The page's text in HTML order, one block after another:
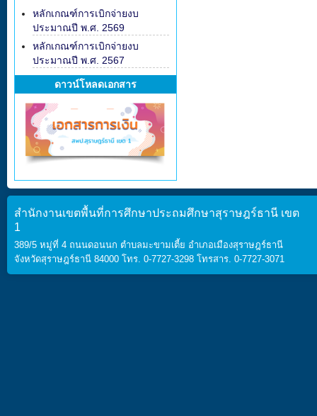
หลักเกณฑ์การเบิกจ่ายงบ
ประมาณปี พ.ศ. 2569
หลักเกณฑ์การเบิกจ่ายงบ
ประมาณปี พ.ศ. 2567
ดาวน์โหลดเอกสาร
สำนักงานเขตพื้นที่การศึกษาประถมศึกษาสุราษฎร์ธานี เขต
1
389/5 หมู่ที่ 4 ถนนดอนนก ตำบลมะขามเตี้ย อำเภอเมืองสุราษฎร์ธานี
จังหวัดสุราษฎร์ธานี 84000 โทร. 0-7727-3298 โทรสาร. 0-7727-3071